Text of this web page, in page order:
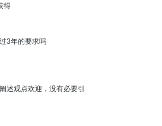
得
3年的要求吗
述观点欢迎，没有必要引